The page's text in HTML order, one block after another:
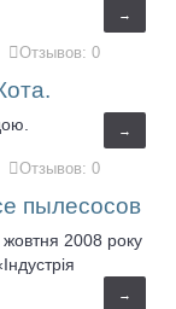
→
Отзывов: 0
→
Отзывов: 0
пылесосов
2008 року
→